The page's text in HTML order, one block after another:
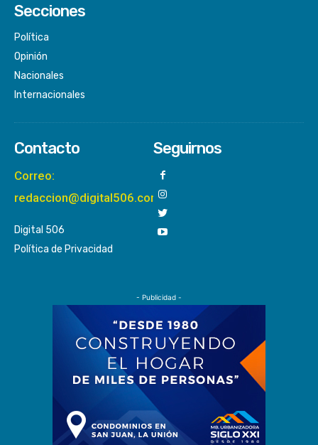
Secciones
Política
Opinión
Nacionales
Internacionales
Contacto
Correo:
redaccion@digital506.com
Digital 506
Política de Privacidad
Seguirnos
- Publicidad -